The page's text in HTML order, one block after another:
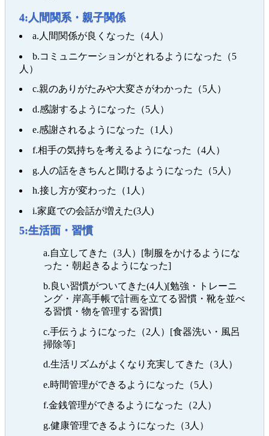
4:人間関系・親子関係
a.人間関係が良くなった（4人）
b.コミュニケーションがとれるようになった（5
人）
c.親のありがたみや大変さがわかった（5人）
d.感謝するようになった（5人）
e.感謝されるようになった（1人）
f.相手の気持ちを考えるようになった（4人）
g.人の話をきちんと聞けるようになった（5人）
h.接し方が変わった（1人）
i.家庭での会話が増えた(3人)
5:生活面・習慣
a.自立してきた（3人）[制服をかけるようにな
った・朝起きるようになった]
b.良い習慣がついてきた(4人)[勉強・トレーニ
ング・岸高手帳で計画を立てる習慣・靴を並べ
る習慣・物を管理する習慣]
c.手伝うようになった（2人）[食器洗い・風呂
掃除等]
d.生活リズムがよくなり充実してきた（3人）
e.時間管理ができるようになった（5人）
f.金銭管理ができるようになった（2人）
g.健康管理できるようになった（3人）